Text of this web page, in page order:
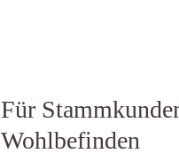
Für
Wohlbefinden